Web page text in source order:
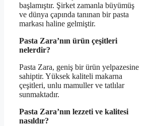
başlamıştır. Şirket zamanla büyümüş
ve dünya çapında tanınan bir pasta
markası haline gelmiştir.
Pasta Zara’nın ürün çeşitleri
nelerdir?
Pasta Zara, geniş bir ürün yelpazesine
sahiptir. Yüksek kaliteli makarna
çeşitleri, unlu mamuller ve tatlılar
sunmaktadır.
Pasta Zara’nın lezzeti ve kalitesi
nasıldır?